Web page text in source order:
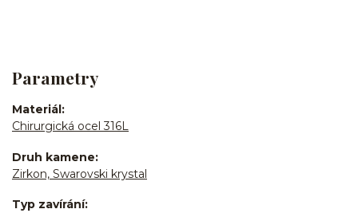
Parametry
Materiál
Chirurgická ocel 316L
Druh kamene
Zirkon, Swarovski krystal
Typ zavírání